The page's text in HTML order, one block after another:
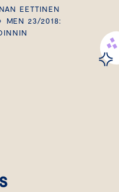
EETTINEN
›
MEN 23/2018: